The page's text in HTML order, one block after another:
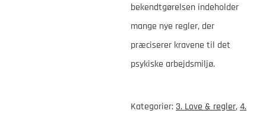
bekendtgørelsen indeholder
mange nye regler, der
præciserer kravene til det
psykiske arbejdsmiljø.
Kategorier: 3. Love & regler,4.